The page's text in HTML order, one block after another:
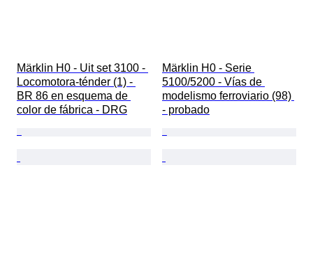
Märklin H0 - Uit set 3100 -
Locomotora-ténder (1) -
BR 86 en esquema de
color de fábrica - DRG
Märklin H0 - Serie
5100/5200 - Vías de
modelismo ferroviario (98)
- probado